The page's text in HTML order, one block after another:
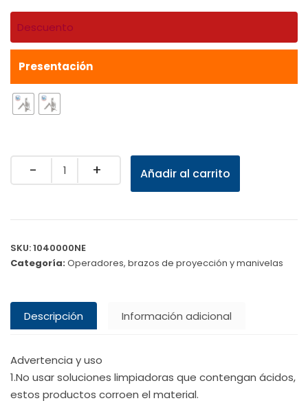
Descuento
Presentación
Quantity Añadir al carrito
SKU:1040000NE
Categoría:Operadores, brazos de proyección y manivelas
Descripción Información adicional
Advertencia y uso
1.No usar soluciones limpiadoras que contengan ácidos,
estos productos corroen el material.